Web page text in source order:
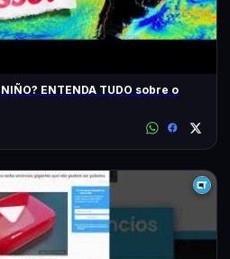
ENTENDA TUDO sobre o